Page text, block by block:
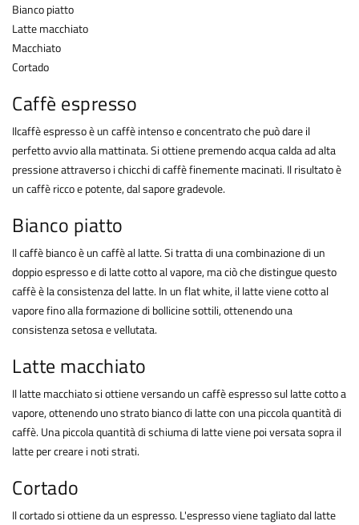
Bianco piatto
Latte macchiato
Macchiato
Cortado
Caffè espresso
Ilcaffè espresso è un caffè intenso e concentrato che può dare il
perfetto avvio alla mattinata. Si ottiene premendo acqua calda ad alta
pressione attraverso i chicchi di caffè finemente macinati. Il risultato è
un caffè ricco e potente, dal sapore gradevole.
Bianco piatto
Il caffè bianco è un caffè al latte. Si tratta di una combinazione di un
doppio espresso e di latte cotto al vapore, ma ciò che distingue questo
caffè è la consistenza del latte. In un flat white, il latte viene cotto al
vapore fino alla formazione di bollicine sottili, ottenendo una
consistenza setosa e vellutata.
Latte macchiato
Il latte macchiato si ottiene versando un caffè espresso sul latte cotto a
vapore, ottenendo uno strato bianco di latte con una piccola quantità di
caffè. Una piccola quantità di schiuma di latte viene poi versata sopra il
latte per creare i noti strati.
Cortado
Il cortado si ottiene da un espresso. L'espresso viene tagliato dal latte